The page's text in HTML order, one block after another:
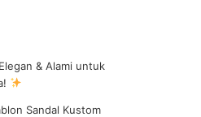
& Alami untuk
Sandal Kustom